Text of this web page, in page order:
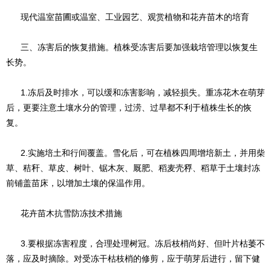
现代温室苗圃或温室、工业园艺、观赏植物和花卉苗木的培育
三、冻害后的恢复措施。植株受冻害后要加强栽培管理以恢复生
长势。
1.冻后及时排水，可以缓和冻害影响，减轻损失。重冻花木在萌芽
后，更要注意土壤水分的管理，过涝、过旱都不利于植株生长的恢
复。
2.实施培土和行间覆盖。雪化后，可在植株四周增培新土，并用柴
草、秸秆、草皮、树叶、锯木灰、厩肥、稻麦壳稃、稻草于土壤封冻
前铺盖苗床，以增加土壤的保温作用。
花卉苗木抗雪防冻技术措施
3.要根据冻害程度，合理处理树冠。冻后枝梢尚好、但叶片枯萎不
落，应及时摘除。对受冻干枯枝梢的修剪，应于萌芽后进行，留下健